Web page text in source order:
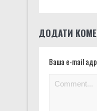
ДОДАТИ
Ваша e-mail